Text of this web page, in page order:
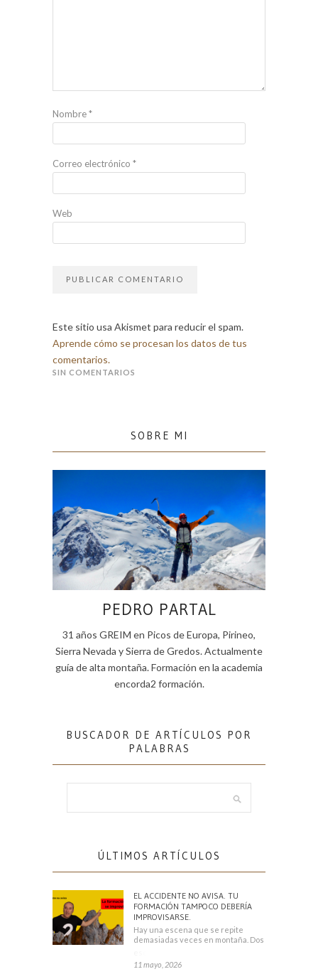
Nombre*
Correo electrónico *
Web
Este sitio usa Akismet para reducir el spam.
Aprende cómo se procesan los datos de tus
comentarios.
SIN COMENTARIOS
SOBRE MI
PEDRO PARTAL
31 años GREIM en Picos de Europa, Pirineo,
Sierra Nevada y Sierra de Gredos. Actualmente
guía de alta montaña. Formación en la academia
encorda2 formación.
BUSCADOR DE ARTÍCULOS POR
PALABRAS
ÚLTIMOS ARTÍCULOS
EL ACCIDENTE NO AVISA. TU
FORMACIÓN TAMPOCO DEBERÍA
IMPROVISARSE.
Hay una escena que se repite
demasiadas veces en montaña. Dos
11 mayo, 2026